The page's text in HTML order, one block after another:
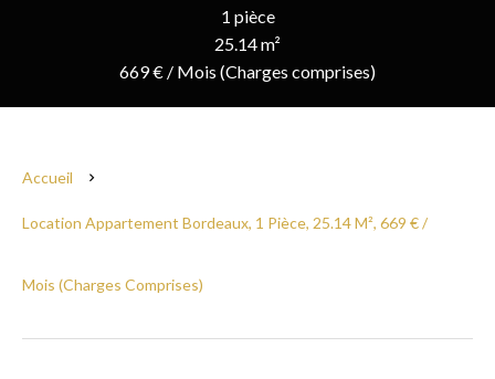
1 pièce
25.14 m²
669 € / Mois (Charges comprises)
Accueil
Location Appartement Bordeaux, 1 Pièce, 25.14 M², 669 € /
Mois (Charges Comprises)